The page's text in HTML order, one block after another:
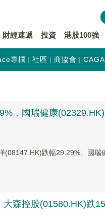
財經速遞 投資 港股100強
專欄 社區 商協會 CAGA
，國瑞健康
(08147.HK)跌幅29.29%、國
大森控股(01580.HK)跌